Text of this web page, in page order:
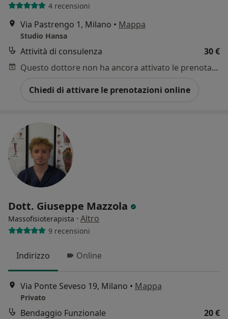
4 recensioni
Via Pastrengo 1, Milano • Mappa
Studio Hansa
Attività di consulenza
30 €
Questo dottore non ha ancora attivato le prenotazioni online presso questo indirizzo.
Chiedi di attivare le prenotazioni online
Dott. Giuseppe Mazzola
Massofisioterapista · Altro
9 recensioni
Indirizzo Online
Via Ponte Seveso 19, Milano • Mappa
Privato
Bendaggio Funzionale
20 €